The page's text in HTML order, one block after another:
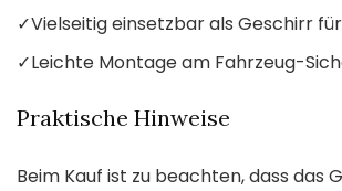
✓Vielseitig einsetzbar als Geschirr
✓Leichte Montage am Fahrzeug-
Praktische Hinweise
Beim Kauf ist zu beachten, dass das